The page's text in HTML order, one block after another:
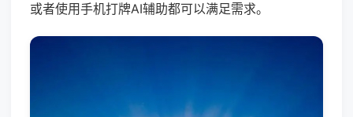
或者使用手机打牌AI辅助都可以满足需求。